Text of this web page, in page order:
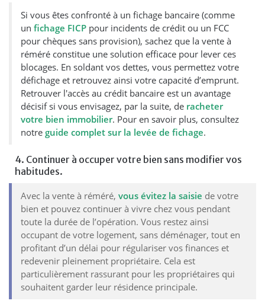
Si vous êtes confronté à un fichage bancaire (comme
un fichage FICP pour incidents de crédit ou un FCC
pour chèques sans provision), sachez que la vente à
réméré constitue une solution efficace pour lever ces
blocages. En soldant vos dettes, vous permettez votre
défichage et retrouvez ainsi votre capacité d’emprunt.
Retrouver l'accès au crédit bancaire est un avantage
décisif si vous envisagez, par la suite, de racheter
votre bien immobilier. Pour en savoir plus, consultez
notre guide complet sur la levée de fichage.
4. Continuer à occuper votre bien sans modifier vos
habitudes.
Avec la vente à réméré, vous évitez la saisie de votre
bien et pouvez continuer à vivre chez vous pendant
toute la durée de l’opération. Vous restez ainsi
occupant de votre logement, sans déménager, tout en
profitant d’un délai pour régulariser vos finances et
redevenir pleinement propriétaire. Cela est
particulièrement rassurant pour les propriétaires qui
souhaitent garder leur résidence principale.